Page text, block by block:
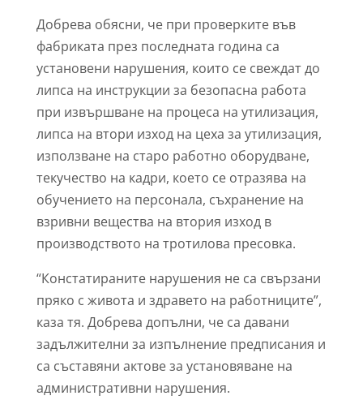
Добрева обясни, че при проверките във
фабриката през последната година са
установени нарушения, които се свеждат до
липса на инструкции за безопасна работа
при извършване на процеса на утилизация,
липса на втори изход на цеха за утилизация,
използване на старо работно оборудване,
текучество на кадри, което се отразява на
обучението на персонала, съхранение на
взривни вещества на втория изход в
производството на тротилова пресовка.
“Констатираните нарушения не са свързани
пряко с живота и здравето на работниците”,
каза тя. Добрева допълни, че са давани
задължителни за изпълнение предписания и
са съставяни актове за установяване на
административни нарушения.